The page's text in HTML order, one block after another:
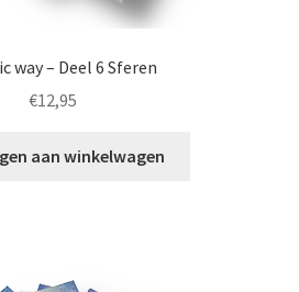
way – Deel 6 Sferen
€12,95
aan winkelwagen